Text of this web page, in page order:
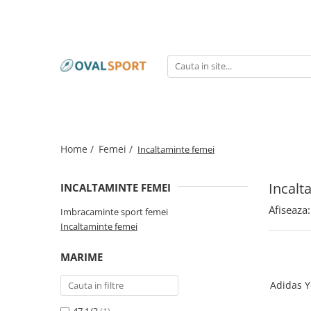
Imbracaminte
Imbracaminte
Home / Femei / Incaltaminte femei
INCALTAMINTE FEMEI
Imbracaminte sport femei
Incaltaminte femei
MARIME
Afiseaza:
Adidas